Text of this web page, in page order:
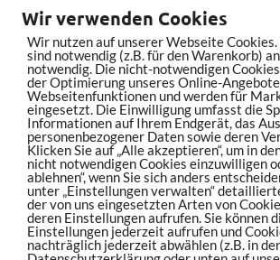
Wir verwenden Cookies
Wir nutzen auf unserer Webseite Cookies.
sind notwendig (z.B. für den Warenkorb)
notwendig. Die nicht-notwendigen
der Optimierung unseres Online-
Webseitenfunktionen und werden für
eingesetzt. Die Einwilligung umfasst die
Informationen auf Ihrem Endgerät, das
personenbezogener Daten sowie deren
Klicken Sie auf „Alle akzeptieren“, um in
nicht notwendigen Cookies einzuwilligen
ablehnen“, wenn Sie sich anders
unter „Einstellungen verwalten“
der von uns eingesetzten Arten von
deren Einstellungen aufrufen. Sie können
Einstellungen jederzeit aufrufen und
nachträglich jederzeit abwählen (z.B. in der